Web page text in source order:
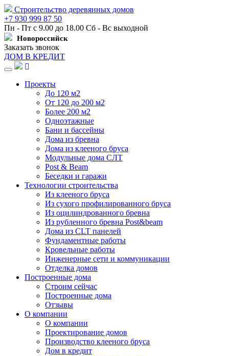
Строительство деревянных домов
+7 930 999 87 50
Пн - Пт с 9.00 до 18.00 Сб - Вс выходной
Новороссийск
Заказать звонок
ДОМ В КРЕДИТ
Навигация
Проекты
До 120 м2
От 120 до 200 м2
Более 200 м2
Одноэтажные
Бани и бассейны
Дома из бревна
Дома из клееного бруса
Модульные дома СЛТ
Post & Beam
Беседки и гаражи
Технологии строительства
Из клееного бруса
Из сухого профилированного бруса
Из оцилиндрованного бревна
Из рубленного бревна Post&beam
Дома из CLT панелей
Фундаментные работы
Кровельные работы
Инженерные сети и коммуникации
Отделка домов
Построенные дома
Строим сейчас
Построенные дома
Отзывы
О компании
О компании
Проектирование домов
Производство клееного бруса
Дом в кредит